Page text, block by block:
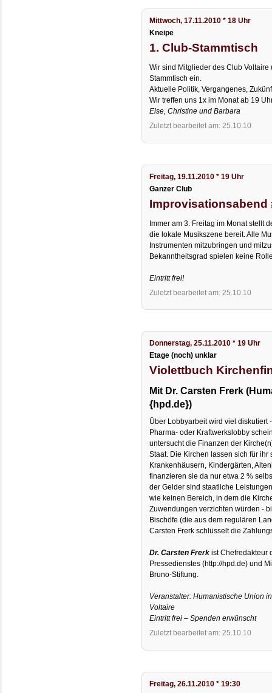
Mittwoch, 17.11.2010 * 18 Uhr
Kneipe
1. Club-Stammtisch
Wir sind Mitglieder des Club
Stammtisch ein.
Aktuelle Politik, Vergangenes,
Wir treffen uns 1x im Monat ab 19
Else, Christine und Barbara
Zuletzt bearbeitet am: 25.10.10
Freitag, 19.11.2010 * 19 Uhr
Ganzer Club
Improvisationsabend
Immer am 3. Freitag im Monat stellt
die lokale Musikszene bereit. Alle
Instrumenten mitzubringen und
Bekanntheitsgrad spielen keine
Eintritt frei!
Zuletzt bearbeitet am: 25.10.10
Donnerstag, 25.11.2010 * 19 Uhr
Etage (noch) unklar
Violettbuch
Mit Dr. Carsten Frerk
{hpd.de})
Über Lobbyarbeit wird viel diskutiert
Pharma- oder Kraftwerkslobby
untersucht die Finanzen der
Staat. Die Kirchen lassen sich für
Krankenhäusern, Kindergärten,
finanzieren sie da nur etwa 2 %
der Gelder sind staatliche
wie keinen Bereich, in dem die
Zuwendungen verzichten würden -
Bischöfe (die aus dem regulären
Carsten Frerk schlüsselt die
Dr. Carsten Frerk ist Chefredakteur
Pressedienstes (http://hpd.de) und
Bruno-Stiftung.
Veranstalter: Humanistische Union
Voltaire
Eintritt frei – Spenden erwünscht
Zuletzt bearbeitet am: 25.10.10
Freitag, 26.11.2010 * 19:30